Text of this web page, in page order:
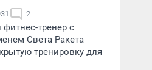
2
тренер с
Света Ракета
тренировку для